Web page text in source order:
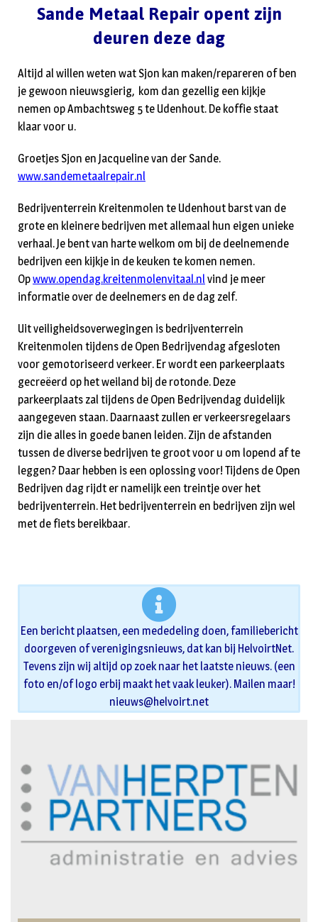
Sande Metaal Repairopent zijn
deuren deze dag
Altijd al willen weten wat Sjon kan maken/repareren of ben
je gewoon nieuwsgierig, kom dan gezellig een kijkje
nemen op Ambachtsweg 5 te Udenhout. De koffie staat
klaar voor u.
Groetjes Sjon en Jacqueline van der Sande.
www.sandemetaalrepair.nl
Bedrijventerrein Kreitenmolen te Udenhout barst van de
grote en kleinere bedrijven met allemaal hun eigen unieke
verhaal. Je bent van harte welkom om bij de deelnemende
bedrijven een kijkje in de keuken te komen nemen.
Opwww.opendag.kreitenmolenvitaal.nl vind je meer
informatie over de deelnemers en de dag zelf.
Uit veiligheidsoverwegingen is bedrijventerrein
Kreitenmolen tijdens de Open Bedrijvendag afgesloten
voor gemotoriseerd verkeer. Er wordt een parkeerplaats
gecreëerd op het weiland bij de rotonde. Deze
parkeerplaats zal tijdens de Open Bedrijvendag duidelijk
aangegeven staan. Daarnaast zullen er verkeersregelaars
zijn die alles in goede banen leiden. Zijn de afstanden
tussen de diverse bedrijven te groot voor u om lopend af te
leggen? Daar hebben is een oplossing voor! Tijdens de Open
Bedrijven dag rijdt er namelijk een treintje over het
bedrijventerrein. Het bedrijventerrein en bedrijven zijn wel
met de fiets bereikbaar.
Een bericht plaatsen, een mededeling doen, familiebericht
doorgeven of verenigingsnieuws, dat kan bij HelvoirtNet.
Tevens zijn wij altijd op zoek naar het laatste nieuws. (een
foto en/of logo erbij maakt het vaak leuker). Mailen maar!
nieuws@helvoirt.net